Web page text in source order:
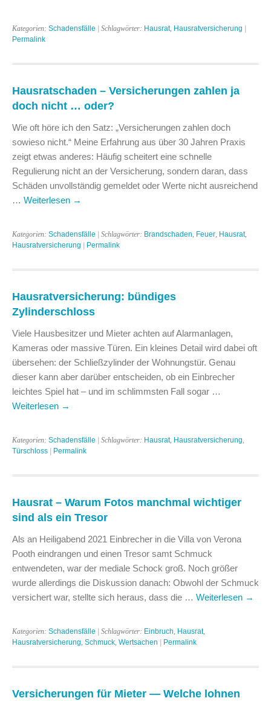
Kategorien: Schadensfälle | Schlagwörter: Hausrat, Hausratversicherung |
Permalink
Hausratschaden – Versicherungen zahlen ja
doch nicht … oder?
Wie oft höre ich den Satz: „Versicherungen zahlen doch
sowieso nicht.“ Meine Erfahrung aus über 30 Jahren Praxis
zeigt etwas anderes: Häufig scheitert eine schnelle
Regulierung nicht an der Versicherung, sondern daran, dass
Schäden unvollständig gemeldet oder Werte nicht ausreichend
… Weiterlesen →
Kategorien: Schadensfälle | Schlagwörter: Brandschaden Feuer Hausrat,
Hausratversicherung | Permalink
Hausratversicherung: bündiges
Zylinderschloss
Viele Hausbesitzer und Mieter achten auf Alarmanlagen,
Kameras oder massive Türen. Ein kleines Detail wird dabei oft
übersehen: der Schließzylinder der Wohnungstür. Genau
dieser kann aber darüber entscheiden, ob ein Einbrecher
leichtes Spiel hat – und im schlimmsten Fall sogar …
Weiterlesen →
Kategorien: Schadensfälle | Schlagwörter: Hausrat, Hausratversicherung
Türschloss | Permalink
Hausrat – Warum Fotos manchmal wichtiger
sind als ein Tresor
Als an Heiligabend 2021 Einbrecher in die Villa von Verona
Pooth eindrangen und einen Tresor samt Schmuck
entwendeten, war der mediale Schock groß. Noch größer
wurde allerdings die Diskussion danach: Obwohl der Schmuck
versichert war, stellte sich heraus, dass die … Weiterlesen →
Kategorien: Schadensfälle | Schlagwörter: Einbruch Hausrat,
Hausratversicherung Schmuck Wertsachen | Permalink
Versicherungen für Mieter — Welche lohnen